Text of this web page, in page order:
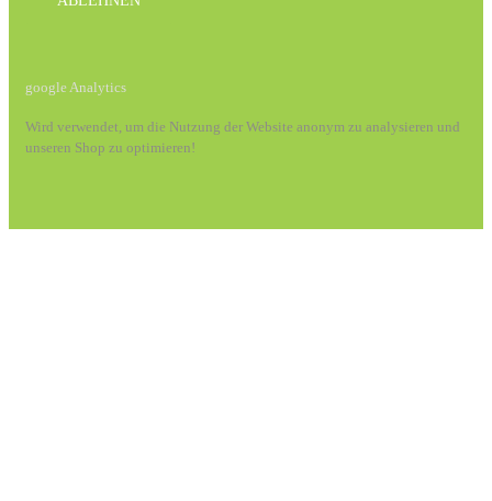
google Analytics
Wird verwendet, um die Nutzung der Website anonym zu analysieren und
unseren Shop zu optimieren!